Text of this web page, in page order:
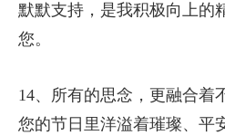
默默支持，是我积极向上的
您。
14、所有的思念，更融合着
您的节日里洋溢着璀璨、平